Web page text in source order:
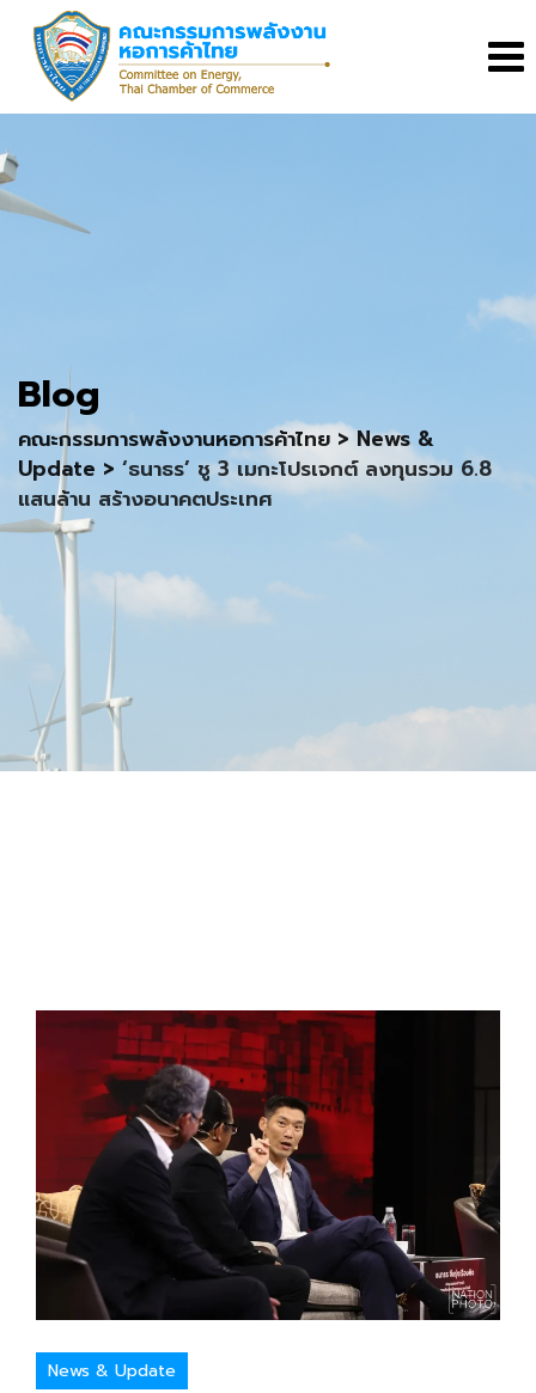
content
Blog
คณะกรรมการพลังงานหอการค้าไทย >News &
Update > ‘ธนาธร’ ชู 3 เมกะโปรเจกต์ ลงทุนรวม 6.8
แสนล้าน สร้างอนาคตประเทศ
News & Update